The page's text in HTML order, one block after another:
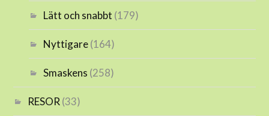
Lätt och snabbt (179)
Nyttigare(164)
Smaskens (258)
RESOR (33)